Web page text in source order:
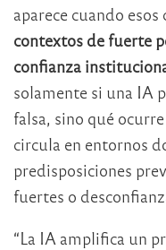
aparece cuando
contextos de fuerte
confianza
solamente si una IA
falsa, sino qué
circula en entornos
predisposiciones
fuertes o
“La IA amplifica un